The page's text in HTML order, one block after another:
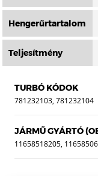
Hengerűrtartalom
Teljesítmény
TURBÓ KÓDOK
781232103, 781232104
JÁRMŰ GYÁRTÓ
11658518205,